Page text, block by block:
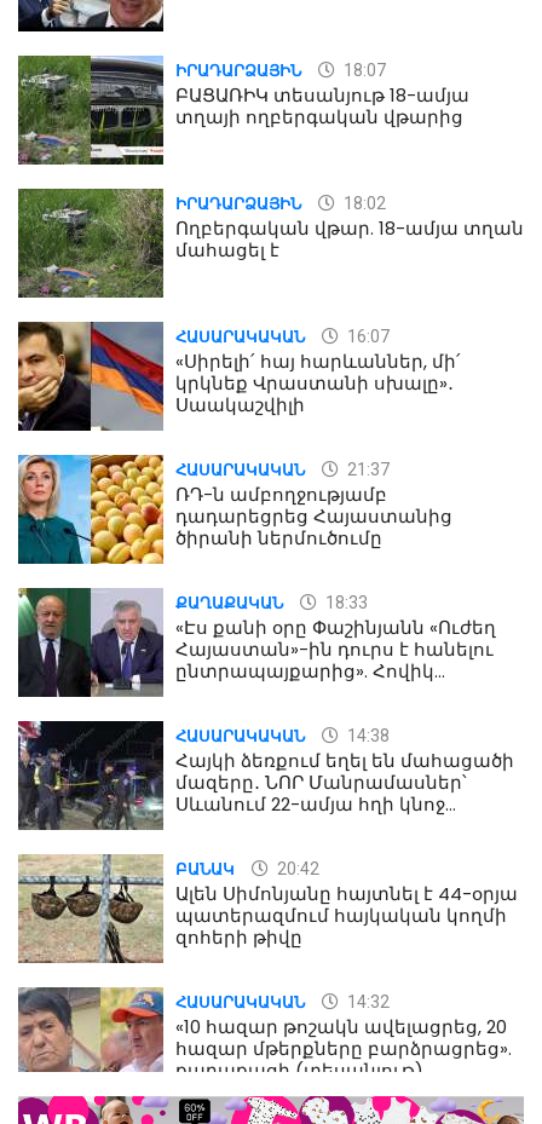
ԻՐԱԴԱՐՁԱՅԻՆ 18:07
ԲԱՑԱՌԻԿ տեսանյութ 18-ամյա
տղայի ողբերգական վթարից
ԻՐԱԴԱՐՁԱՅԻՆ 18:02
Ողբերգական վթար. 18-ամյա տղան
մահացել է
ՀԱՍԱՐԱԿԱԿԱՆ 16:07
«Սիրելի՛ հայ հարևաններ, մի՛
կրկնեք Վրաստանի սխալը»․
Սաակաշվիլի
ՀԱՍԱՐԱԿԱԿԱՆ 21:37
ՌԴ-ն ամբողջությամբ
դադարեցրեց Հայաստանից
ծիրանի ներմուծումը
ՔԱՂԱՔԱԿԱՆ 18:33
«Էս քանի օրը Փաշինյանն «Ուժեղ
Հայաստան»-ին դուրս է հանելու
ընտրապայքարից». Հովիկ
ՀԱՍԱՐԱԿԱԿԱՆ 14:38
Հայկի ձեռքում եղել են մահացածի
մազերը․ ՆՈՐ Մանրամասներ՝
Սևանում 22-ամյա հղի կնոջ
ԲԱՆԱԿ 20:42
Ալեն Սիմոնյանը հայտնել է 44-օրյա
պատերազմում հայկական կողմի
զոհերի թիվը
ՀԱՍԱՐԱԿԱԿԱՆ 14:32
«10 հազար թոշակն ավելացրեց, 20
հազար մթերքները բարձրացրեց».
քաղաքացի (տեսանյութ)